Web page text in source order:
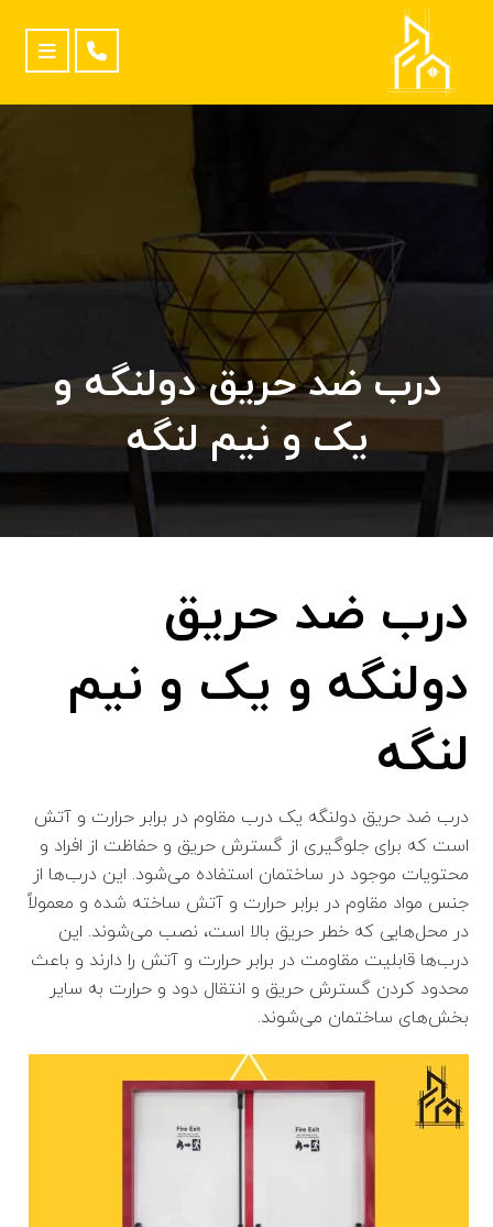
درب ضد حریق دولنگه و
یک و نیم لنگه
درب ضد حریق
دولنگه و یک و نیم
لنگه
درب ضد حریق دولنگه یک درب مقاوم در برابر حرارت و آتش
است که برای جلوگیری از گسترش حریق و حفاظت از افراد و
محتویات موجود در ساختمان استفاده می‌شود. این درب‌ها از
جنس مواد مقاوم در برابر حرارت و آتش ساخته شده و معمولاً
در محل‌هایی که خطر حریق بالا است، نصب می‌شوند. این
درب‌ها قابلیت مقاومت در برابر حرارت و آتش را دارند و باعث
محدود کردن گسترش حریق و انتقال دود و حرارت به سایر
بخش‌های ساختمان می‌شوند.